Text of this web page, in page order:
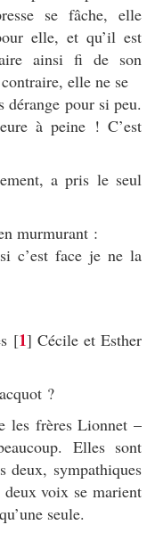
se fâche, elle
elle, et qu’il est
ainsi fi de son
elle ne se
pour si peu.
à peine ! C’est
a pris le seul
murmurant :
c’est face je ne la
[1] Cécile et Esther
?
les frères Lionnet –
Elles sont
deux, sympathiques
voix se marient
seule.